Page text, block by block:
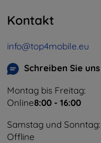
Kontakt
info@top4mobile.eu
Schreiben Sie uns
Montag bis Freitag:
Online8:00 - 16:00
Samstag und Sonntag:
Offline